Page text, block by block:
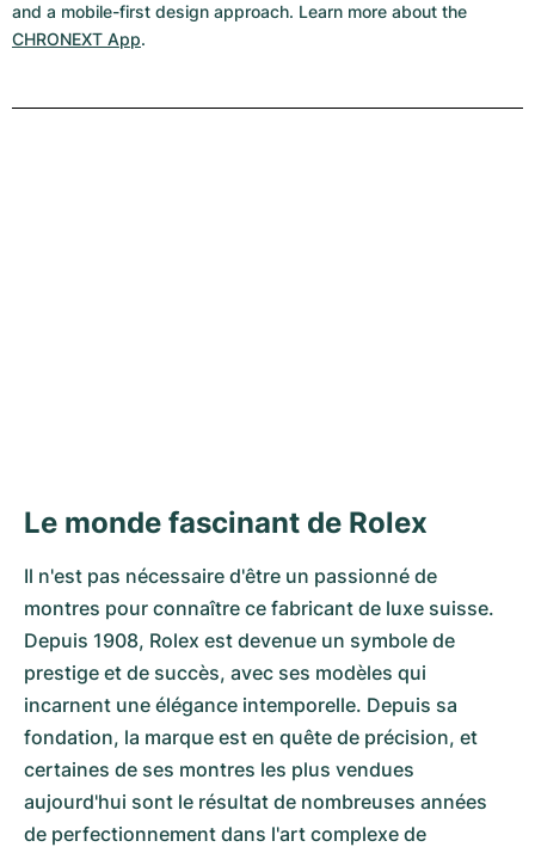
and a mobile-first design approach. Learn more about the
CHRONEXT App.
Le monde fascinant de Rolex
Il n'est pas nécessaire d'être un passionné de
montres pour connaître ce fabricant de luxe suisse.
Depuis 1908, Rolex est devenue un symbole de
prestige et de succès, avec ses modèles qui
incarnent une élégance intemporelle. Depuis sa
fondation, la marque est en quête de précision, et
certaines de ses montres les plus vendues
aujourd'hui sont le résultat de nombreuses années
de perfectionnement dans l'art complexe de